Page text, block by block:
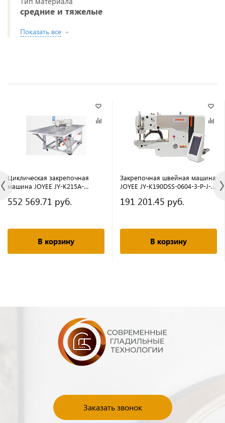
средние и тяжелые
Показать все
Циклическая закрепочная
машина JOYEE JY-K215A-
дисплеем)
552 569.71 руб.
В корзину
Закрепочная швейная машина
JOYEE JY-K190DSS-0604-3-P-J-
пульт. (60 на 40)
191 201.45 руб.
В корзину
Заказать звонок